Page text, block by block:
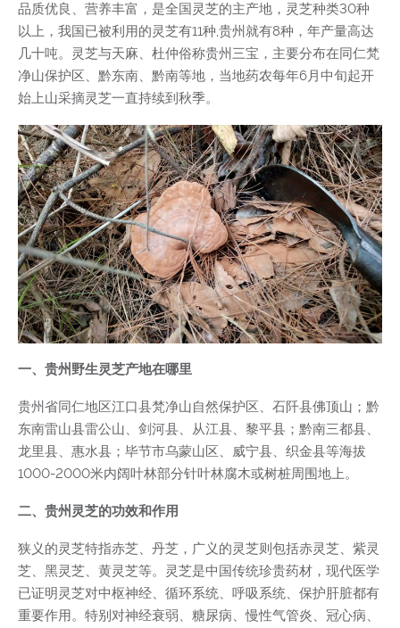
品质优良、营养丰富，是全国灵芝的主产地，灵芝种类30种
以上，我国已被利用的灵芝有11种,贵州就有8种，年产量高达
几十吨。灵芝与天麻、杜仲俗称贵州三宝，主要分布在同仁梵
净山保护区、黔东南、黔南等地，当地药农每年6月中旬起开
始上山采摘灵芝一直持续到秋季。
一、贵州野生灵芝产地在哪里
贵州省同仁地区江口县梵净山自然保护区、石阡县佛顶山；黔
东南雷山县雷公山、剑河县、从江县、黎平县；黔南三都县、
龙里县、惠水县；毕节市乌蒙山区、威宁县、织金县等海拔
1000-2000米内阔叶林部分针叶林腐木或树桩周围地上。
二、贵州灵芝的功效和作用
狭义的灵芝特指赤芝、丹芝，广义的灵芝则包括赤灵芝、紫灵
芝、黑灵芝、黄灵芝等。灵芝是中国传统珍贵药材，现代医学
已证明灵芝对中枢神经、循环系统、呼吸系统、保护肝脏都有
重要作用。特别对神经衰弱、糖尿病、慢性气管炎、冠心病、